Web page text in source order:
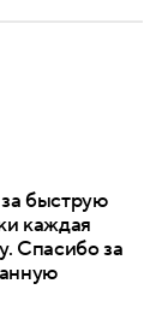
быструю
каждая
Спасибо за